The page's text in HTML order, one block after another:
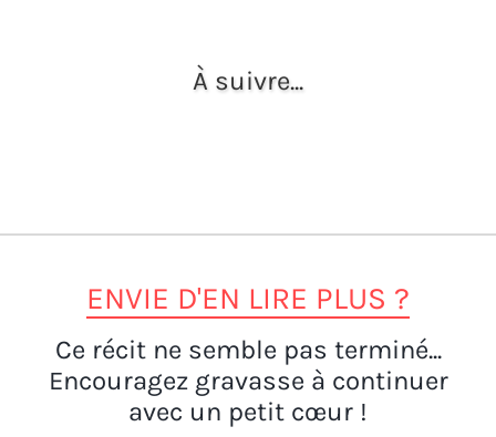
À suivre...
ENVIE D'EN LIRE PLUS ?
Ce récit ne semble pas terminé...
Encouragez gravasse à continuer
avec un petit cœur !